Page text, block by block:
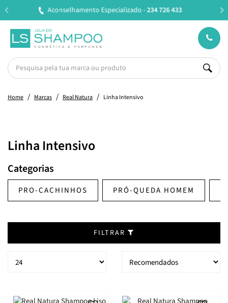
433 Entregas em 24H úteis.Oferta de portes a
Home Marcas Real Natura Linha Intensivo
Linha Intensivo
Categorias
PRO-CACHINHOS PRÓ-QUEDA HOMEM
FILTRAR